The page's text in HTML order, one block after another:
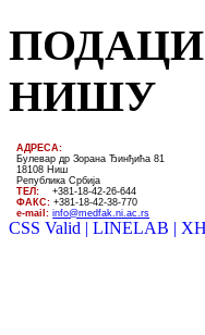
НИШУ
AДРЕСА:
Булевар др Зорана Ђинђића 81
18108 Ниш
Република Србија
ТЕЛ: +381-18-42-26-644
ФАКС: +381-18-42-38-770
e-mail: info@medfak.ni.ac.rs
CSS Valid | LINELAB |